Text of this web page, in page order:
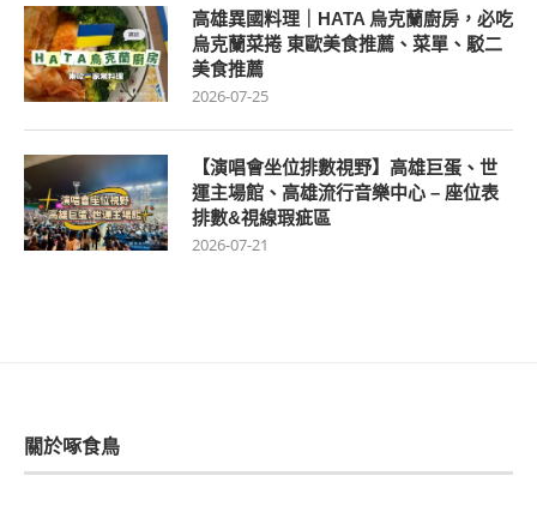
高雄異國料理｜HATA 烏克蘭廚房，必吃
烏克蘭菜捲 東歐美食推薦、菜單、駁二
美食推薦
2026-07-25
【演唱會坐位排數視野】高雄巨蛋、世
運主場館、高雄流行音樂中心 – 座位表
排數&視線瑕疵區
2026-07-21
關於啄食鳥